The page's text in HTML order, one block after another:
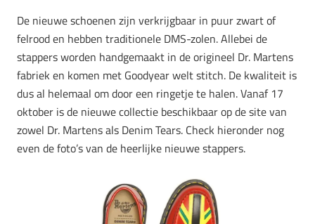
De nieuwe schoenen zijn verkrijgbaar in puur zwart of
felrood en hebben traditionele DMS-zolen. Allebei de
stappers worden handgemaakt in de origineel Dr. Martens
fabriek en komen met Goodyear welt stitch. De kwaliteit is
dus al helemaal om door een ringetje te halen. Vanaf 17
oktober is de nieuwe collectie beschikbaar op de site van
zowel Dr. Martens als Denim Tears. Check hieronder nog
even de foto’s van de heerlijke nieuwe stappers.